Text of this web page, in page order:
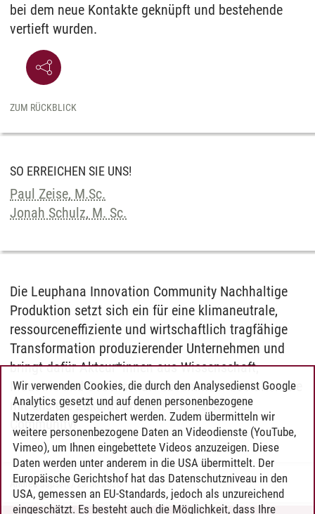
bei dem neue Kontakte geknüpft und bestehende
vertieft wurden.
ZUM RÜCKBLICK
SO ERREICHEN SIE UNS!
Paul Zeise, M.Sc.
Jonah Schulz, M. Sc.
Die Leuphana Innovation Community Nachhaltige
Produktion setzt sich ein für eine klimaneutrale,
ressourceneffiziente und wirtschaftlich tragfähige
Transformation produzierender Unternehmen und
bringt dafür Akteur*innen aus Wissenschaft,
Industrie und Gesellschaft zusammen. Gestalten Sie
mit uns die Zukunft und werden Sie Teil der
Community!
Andrea Japsen/23.06.2026
Wir verwenden Cookies, die durch den Analysedienst Google
Analytics gesetzt und auf denen personenbezogene
Nutzerdaten gespeichert werden. Zudem übermitteln wir
weitere personenbezogene Daten an Videodienste (YouTube,
Vimeo), um Ihnen eingebettete Videos anzuzeigen. Diese
Daten werden unter anderem in die USA übermittelt. Der
Europäische Gerichtshof hat das Datenschutzniveau in den
USA, gemessen an EU-Standards, jedoch als unzureichend
eingeschätzt. Es besteht auch die Möglichkeit, dass Ihre